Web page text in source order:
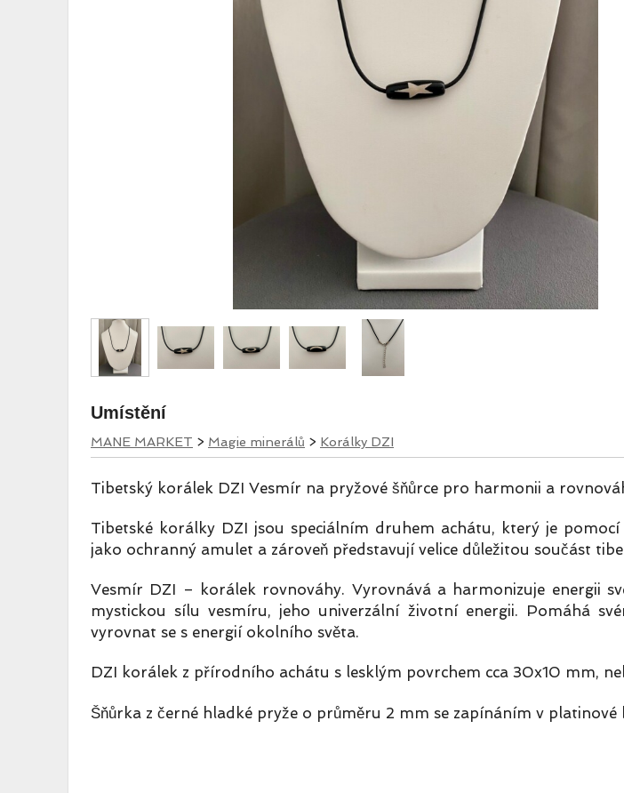
Umístění
MANE MARKET > Magie minerálů > Korálky DZI
Tibetský korálek DZI Vesmír na pryžové šňůrce pro harmonii a
Tibetské korálky DZI jsou speciálním druhem achátu, který je
jako ochranný amulet a zároveň představují velice důležitou součást
Vesmír DZI – korálek rovnováhy. Vyrovnává a harmonizuje energii
mystickou sílu vesmíru, jeho univerzální životní energii. Pomáhá
vyrovnat se s energií okolního světa.
DZI korálek z přírodního achátu s lesklým povrchem cca 30x10 mm,
Šňůrka z černé hladké pryže o průměru 2 mm se zapínáním v platinové